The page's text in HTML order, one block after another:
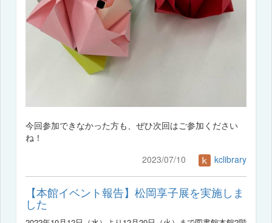
今回参加できなかった方も、ぜひ次回はご参加ください
ね！
2023/07/10
kclibrary
【本館イベント報告】松岡享子展を実施しま
した